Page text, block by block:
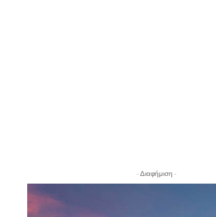
- Διαφήμιση -